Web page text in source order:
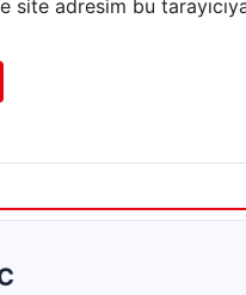
site adresim bu